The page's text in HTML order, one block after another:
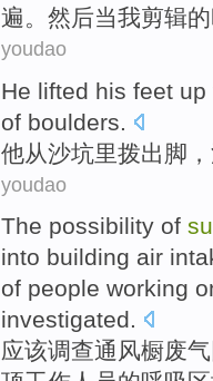
遍。 然后当我剪辑
youdao
He lifted his feet up
of boulders
他从沙坑里拨出 脚
youdao
The possibility of
into building air
of people working
investigated.
应该调查通风橱废气